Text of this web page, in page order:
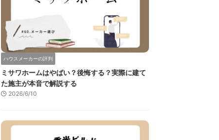
ハウスメーカーの評判
ミサワホームはやばい？後悔する？実際に建て
た施主が本音で解説する
2026/6/10